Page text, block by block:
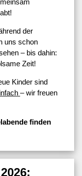
der
uns schon
– bis dahin:
Zeit!
Kinder sind
– wir freuen
finden